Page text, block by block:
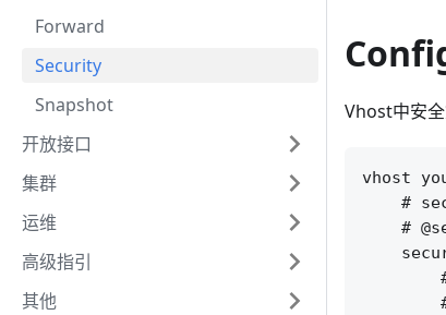
Forward
Security
Snapshot
开放接口
集群
运维
高级指引
其他
Vhost中安全
vhost
#
#